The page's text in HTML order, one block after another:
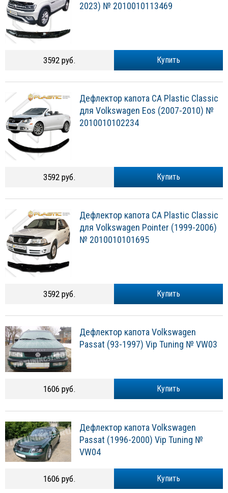
2023) № 2010010113469
Купить
3592 руб.
Дефлектор капота CA Plastic Classic
для Volkswagen Eos (2007-2010) №
2010010102234
Купить
3592 руб.
Дефлектор капота CA Plastic Classic
для Volkswagen Pointer (1999-2006)
№ 2010010101695
Купить
3592 руб.
Дефлектор капота Volkswagen
Passat (93-1997) Vip Tuning № VW03
Купить
1606 руб.
Дефлектор капота Volkswagen
Passat (1996-2000) Vip Tuning №
VW04
Купить
1606 руб.